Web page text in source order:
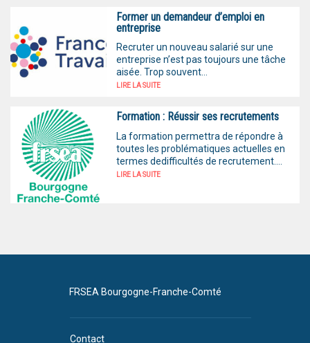
Former un demandeur d’emploi en
entreprise
Recruter un nouveau salarié sur une
entreprise n’est pas toujours une tâche
aisée. Trop souvent...
LIRE LA SUITE
Formation : Réussir ses recrutements
La formation permettra de répondre à
toutes les problématiques actuelles en
termes dedifficultés de recrutement....
LIRE LA SUITE
FRSEA Bourgogne-Franche-Comté
Contact